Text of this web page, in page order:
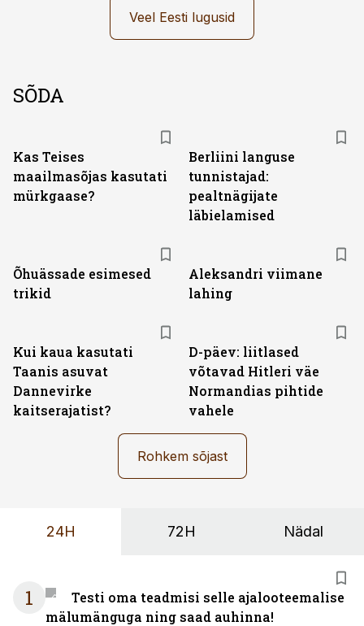
Veel Eesti lugusid
SÕDA
Kas Teises
maailmasõjas kasutati
mürkgaase?
Berliini languse
tunnistajad:
pealtnägijate
läbielamised
Õhuässade esimesed
trikid
Aleksandri viimane
lahing
Kui kaua kasutati
Taanis asuvat
Dannevirke
kaitserajatist?
D-päev: liitlased
võtavad Hitleri väe
Normandias pihtide
vahele
Rohkem sõjast
24H 72H Nädal
1
Testi oma teadmisi selle ajalooteemalise
mälumänguga ning saad auhinna!